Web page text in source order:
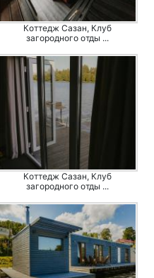
Коттедж Сазан, Клуб
загородного отды ...
Коттедж Сазан, Клуб
загородного отды ...